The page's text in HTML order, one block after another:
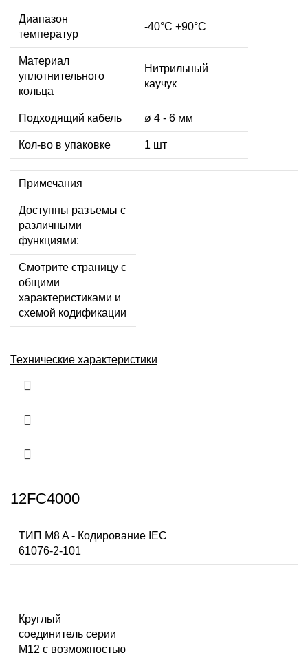
Диапазон
температур
-40°C +90°C
Материал
уплотнительного
кольца
Нитрильный
каучук
Подходящий кабель ø 4 - 6 мм
Кол-во в упаковке 1 шт
Примечания
Доступны разъемы с
различными
функциями:
Смотрите страницу с
общими
характеристиками и
схемой кодификации
Технические характеристики
12FC4000
ТИП M8 A - Кодирование IEC
61076-2-101
Круглый
соединитель серии
M12 с возможностью